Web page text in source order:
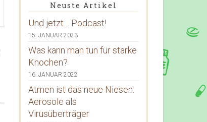
Neuste Artikel
Und jetzt… Podcast!
15. JANUAR 2023
Was kann man tun für starke
Knochen?
16. JANUAR 2022
Atmen ist das neue Niesen:
Aerosole als
Virusüberträger